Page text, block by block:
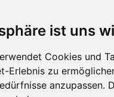
ist uns
Cookies und
Erlebnis zu
anzupassen.
Twitter